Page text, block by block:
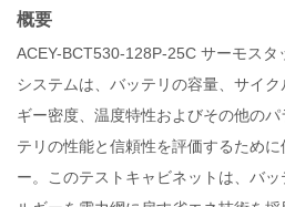
概要
ACEY-BCT530-128P-25C サーモス
システムは、 バッテリの容量、サイ
ギー密度、温度特性およびその他の
テリの性能と信頼性を評価するため
ー。このテストキャビネットは、バ